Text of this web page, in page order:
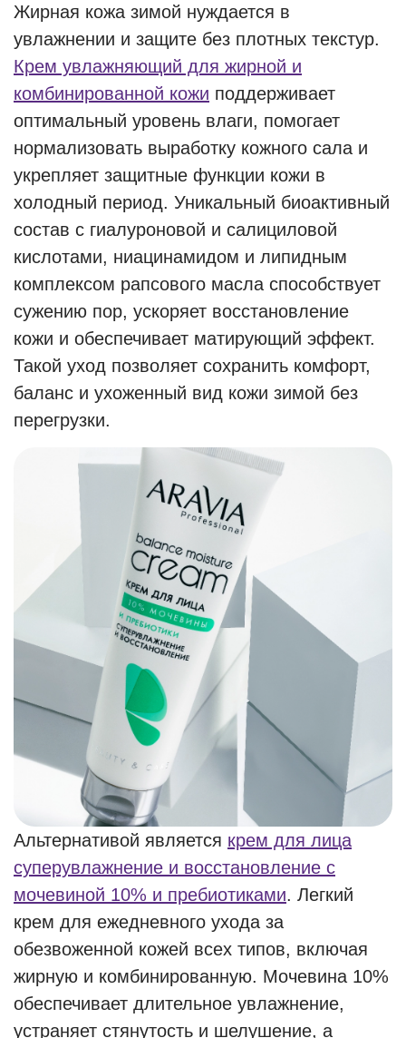
Жирная кожа зимой нуждается в
увлажнении и защите без плотных текстур.
Крем увлажняющий для жирной и
комбинированной кожи поддерживает
оптимальный уровень влаги, помогает
нормализовать выработку кожного сала и
укрепляет защитные функции кожи в
холодный период. Уникальный биоактивный
состав с гиалуроновой и салициловой
кислотами, ниацинамидом и липидным
комплексом рапсового масла способствует
сужению пор, ускоряет восстановление
кожи и обеспечивает матирующий эффект.
Такой уход позволяет сохранить комфорт,
баланс и ухоженный вид кожи зимой без
перегрузки.
Альтернативой является крем для лица
суперувлажнение и восстановление с
мочевиной 10% и пребиотиками. Легкий
крем для ежедневного ухода за
обезвоженной кожей всех типов, включая
жирную и комбинированную. Мочевина 10%
обеспечивает длительное увлажнение,
устраняет стянутость и шелушение, а